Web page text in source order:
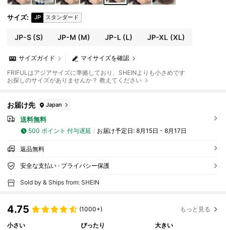
サイズ: JP スタンダード
JP-S(S) JP-M (M) JP-L(L) JP-XL (XL)
マイサイズを確認
サイズガイド
FRIFULはアジアサイズに準拠しており、SHEINよりも小さめです
お探しのサイズがありませんか？ 教えてください
お届け先 Japan
送料無料
500 ポイント 付与遅延 お届け予定日: 8月15日 - 8月17日
返品無料
安全な支払い · プライバシー保護
Sold by & Ships from: SHEIN
4.75 (1000+) もっと見る
小さい
ぴったり
大きい